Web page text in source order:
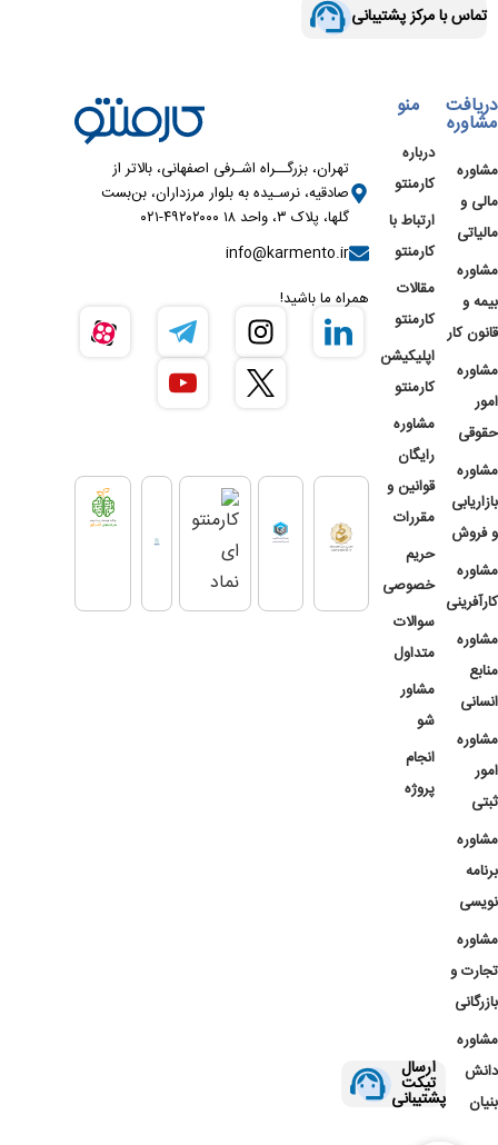
تماس با مرکز پشتیبانی
دریافت
مشاوره
مشاوره
مالی و
مالیاتی
مشاوره
بیمه و
قانون کار
مشاوره
امور
حقوقی
مشاوره
بازاریابی
و فروش
مشاوره
کارآفرینی
مشاوره
منابع
انسانی
مشاوره
امور
ثبتی
مشاوره
برنامه
نویسی
مشاوره
تجارت و
بازرگانی
مشاوره
دانش
بنیان
منو
درباره
کارمنتو
ارتباط با
کارمنتو
مقالات
کارمنتو
اپلیکیشن
کارمنتو
مشاوره
رایگان
قوانین و
مقررات
حریم
خصوصی
سوالات
متداول
مشاور
شو
انجام
پروژه
ارسال
تیکت
پشتیبانی
تهران، بزرگــراه اشـرفی اصفهانی، بالاتر از
صادقیه، نرسـیده به بلوار مرزداران، بن‌بست
گلها، پلاک ۳، واحد ۱۸ ۴۹۲۰۲۰۰۰-۰۲۱
info@karmento.ir
همراه ما باشید!